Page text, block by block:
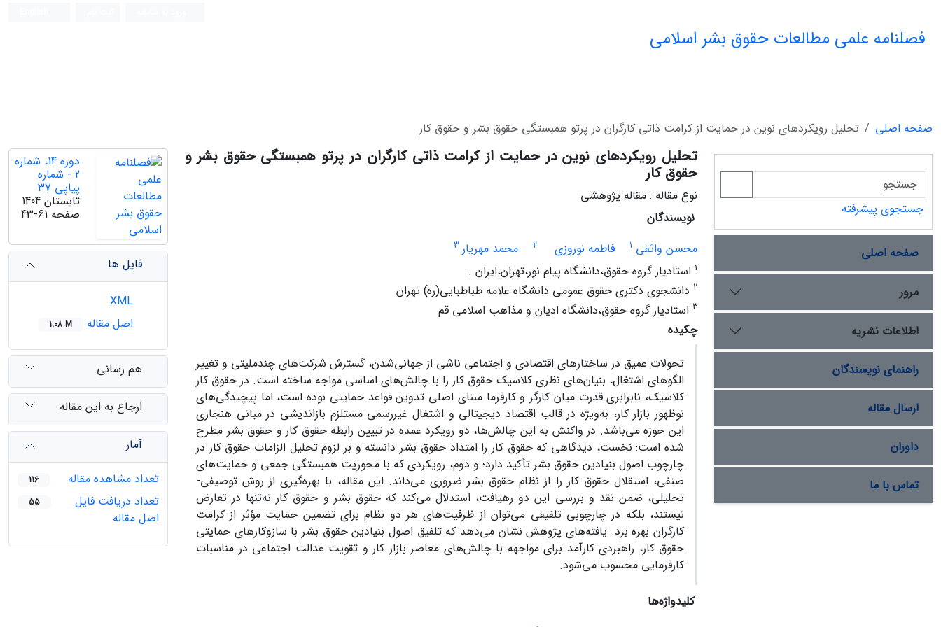
فصلنامه علمی مطالعات حقوق بشر اسلامی
صفحه اصلی تحلیل رویکرد‌های نوین در حمایت از کرامت ذاتی کارگران در پرتو همبستگی حقوق بشر و حقوق کار
تحلیل رویکرد‌های نوین در حمایت از کرامت ذاتی کارگران در پرتو همبستگی حقوق بشر و
حقوق کار
نوع مقاله : مقاله پژوهشی
نویسندگان
محسن واثقی 1 فاطمه نوروزی 2 محمد مهریار 3
1 استادیار گروه حقوق،دانشگاه پیام نور،تهران،ایران .
2 دانشجوی دکتری حقوق عمومی دانشگاه علامه طباطبایی(ره) تهران
3 استادیار گروه حقوق،دانشگاه ادیان و مذاهب اسلامی قم
چکیده
تحولات عمیق در ساختارهای اقتصادی و اجتماعی ناشی از جهانی‌شدن، گسترش شرکت‌های چندملیتی و تغییر
الگوهای اشتغال، بنیان‌های نظری کلاسیک حقوق کار را با چالش‌های اساسی مواجه ساخته است. در حقوق کار
کلاسیک، نابرابری قدرت میان کارگر و کارفرما مبنای اصلی تدوین قواعد حمایتی بوده است، اما پیچیدگی‌های
نوظهور بازار کار، به‌ویژه در قالب اقتصاد دیجیتالی و اشتغال غیررسمی مستلزم بازاندیشی در مبانی هنجاری
این حوزه می‌باشد. در واکنش به این چالش‌ها، دو رویکرد عمده در تبیین رابطه حقوق کار و حقوق بشر مطرح
شده است: نخست، دیدگاهی که حقوق کار را امتداد حقوق بشر دانسته و بر لزوم تحلیل الزامات حقوق کار در
چارچوب اصول بنیادین حقوق بشر تأکید دارد؛ و دوم، رویکردی که با محوریت همبستگی جمعی و حمایت‌های
صنفی، استقلال حقوق کار را از نظام حقوق بشر ضروری می‌داند. این مقاله، با بهره‌گیری از روش توصیفی-
تحلیلی، ضمن نقد و بررسی این دو رهیافت، استدلال می‌کند که حقوق بشر و حقوق کار نه‌تنها در تعارض
نیستند، بلکه در چارچوبی تلفیقی می‌توان از ظرفیت‌های هر دو نظام برای تضمین حمایت مؤثر از کرامت
کارگران بهره برد. یافته‌های پژوهش نشان می‌دهد که تلفیق اصول بنیادین حقوق بشر با سازوکارهای حمایتی
حقوق کار، راهبردی کارآمد برای مواجهه با چالش‌های معاصر بازار کار و تقویت عدالت اجتماعی در مناسبات
کارفرمایی محسوب می‌شود.
کلیدواژه‌ها
دوره 14، شماره
2 - شماره
پیاپی 37
تابستان 1404
صفحه 43-61
فایل ها
اصل مقاله
1.08 M
هم رسانی
ارجاع به این مقاله
آمار
تعداد مشاهده مقاله
116
تعداد دریافت فایل
اصل مقاله
55
جستجوی پیشرفته
صفحه اصلی
مرور
اطلاعات نشریه
راهنمای نویسندگان
ارسال مقاله
داوران
تماس با ما